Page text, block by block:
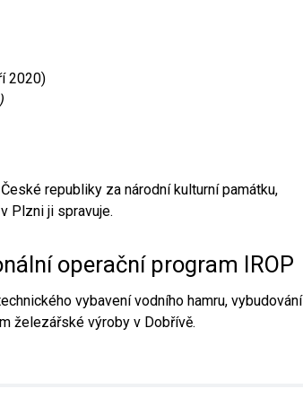
2020)
republiky za národní kulturní památku,
Plzni ji spravuje.
operační program IROP
vybavení vodního hamru, vybudování
železářské výroby v Dobřívě.